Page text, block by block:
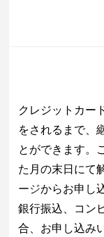
クレジットカー
をされるまで、
とができます。
た月の末日にて
ージからお申し
銀行振込、コン
合、お申し込み